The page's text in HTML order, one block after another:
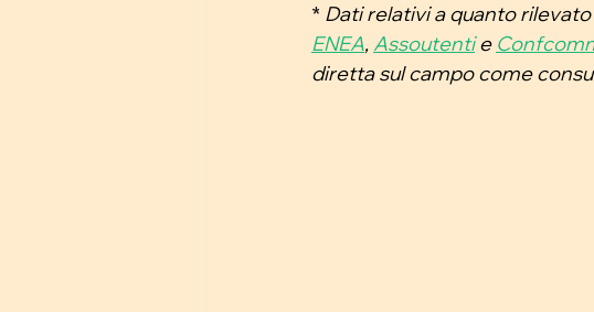
* Dati relativi a quanto
ENEA, Assoutenti e
diretta sul campo come